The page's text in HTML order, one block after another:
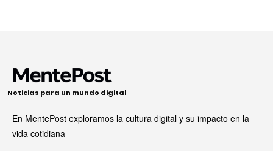
Noticias para un mundo digital
En MentePost exploramos la cultura digital y su impacto en la
vida cotidiana